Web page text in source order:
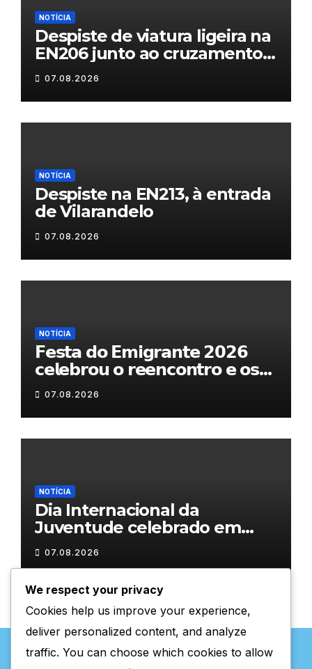
NOTÍCIA
Despiste de viatura ligeira na
EN206 junto ao cruzamento
Fornos do Pinhal
07.08.2026
NOTÍCIA
Despiste na EN213, à entrada
de Vilarandelo
07.08.2026
NOTÍCIA
𝗙𝗲𝘀𝘁𝗮 𝗱𝗼 𝗘𝗺𝗶𝗴𝗿𝗮𝗻𝘁𝗲 𝟮𝟬𝟮𝟲
𝗰𝗲𝗹𝗲𝗯𝗿𝗼𝘂 𝗼 𝗿𝗲𝗲𝗻𝗰𝗼𝗻𝘁𝗿𝗼 𝗲 𝗼𝘀
𝗹𝗮𝗰̧𝗼𝘀 𝗾𝘂𝗲 𝘂𝗻𝗲𝗺 𝗠𝘂𝗿𝗰̧𝗮
07.08.2026
NOTÍCIA
Dia Internacional da
Juventude celebrado em
Chaves com atividades
gratuitas
07.08.2026
We respect your privacy
Cookies help us improve your experience,
deliver personalized content, and analyze
traffic. You can choose which cookies to allow